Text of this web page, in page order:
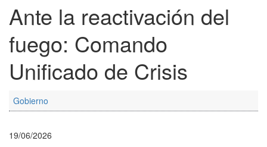
Ante la reactivación del
fuego: Comando
Unificado de Crisis
Gobierno
19/06/2026